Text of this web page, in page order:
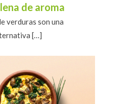
de aroma
verduras son una
[…]